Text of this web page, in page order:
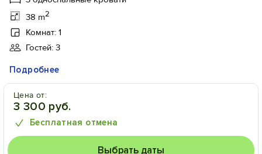
38 m2
Комнат: 1
Гостей: 3
Подробнее
Цена от:
3 300 руб.
Бесплатная отмена
Выбрать даты